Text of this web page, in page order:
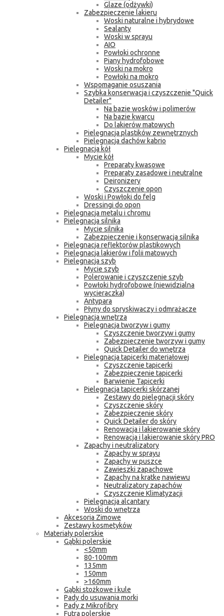
Glaze (odżywki)
Zabezpieczenie lakieru
Woski naturalne i hybrydowe
Sealanty
Woski w sprayu
AIO
Powłoki ochronne
Piany hydrofobowe
Woski na mokro
Powłoki na mokro
Wspomaganie osuszania
Szybka konserwacja i czyszczenie "Quick
Detailer"
Na bazie wosków i polimerów
Na bazie kwarcu
Do lakierów matowych
Pielęgnacja plastików zewnętrznych
Pielęgnacja dachów kabrio
Pielęgnacja kół
Mycie kół
Preparaty kwasowe
Preparaty zasadowe i neutralne
Deironizery
Czyszczenie opon
Woski i Powłoki do felg
Dressingi do opon
Pielęgnacja metalu i chromu
Pielęgnacja silnika
Mycie silnika
Zabezpieczenie i konserwacja silnika
Pielęgnacja reflektorów plastikowych
Pielęgnacja lakierów i folii matowych
Pielęgnacja szyb
Mycie szyb
Polerowanie i czyszczenie szyb
Powłoki hydrofobowe (niewidzialna
wycieraczka)
Antypara
Płyny do spryskiwaczy i odmrażacze
Pielęgnacja wnętrza
Pielęgnacja tworzyw i gumy
Czyszczenie tworzyw i gumy
Zabezpieczenie tworzyw i gumy
Quick Detailer do wnętrza
Pielęgnacja tapicerki materiałowej
Czyszczenie tapicerki
Zabezpieczenie tapicerki
Barwienie Tapicerki
Pielęgnacja tapicerki skórzanej
Zestawy do pielęgnacji skóry
Czyszczenie skóry
Zabezpieczenie skóry
Quick Detailer do skóry
Renowacja i lakierowanie skóry
Renowacja i lakierowanie skóry PRO
Zapachy i neutralizatory
Zapachy w sprayu
Zapachy w puszce
Zawieszki zapachowe
Zapachy na kratkę nawiewu
Neutralizatory zapachów
Czyszczenie Klimatyzacji
Pielęgnacja alcantary
Woski do wnętrza
Akcesoria Zimowe
Zestawy kosmetyków
Materiały polerskie
Gąbki polerskie
<50mm
80-100mm
135mm
150mm
>160mm
Gąbki stożkowe i kule
Pady do usuwania morki
Pady z Mikrofibry
Futra polerskie